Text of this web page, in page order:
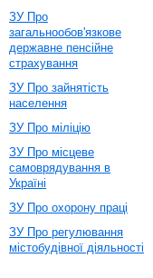
ЗУ Про
загальнообов'язкове
державне пенсійне
страхування
ЗУ Про зайнятість
населення
ЗУ Про міліцію
ЗУ Про місцеве
самоврядування в
Україні
ЗУ Про охорону праці
ЗУ Про регулювання
містобудівної діяльності